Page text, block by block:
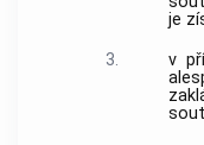
je
3.
v